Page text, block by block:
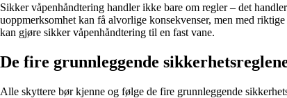
Sikker våpenhåndtering handler ikke bare om regler – det
uoppmerksomhet kan få alvorlige konsekvenser, men med
kan gjøre sikker våpenhåndtering til en fast vane.
De fire grunnleggende
Alle skyttere bør kjenne og følge de fire grunnleggende